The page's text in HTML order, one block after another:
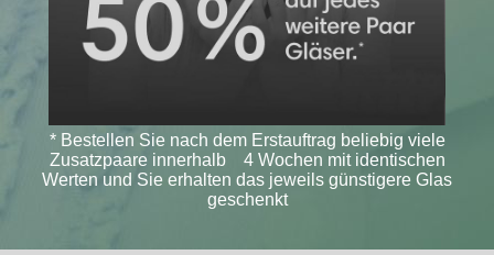
* Bestellen Sie nach dem Erstauftrag beliebig viele
Zusatzpaare innerhalb 4 Wochen mit identischen
Werten und Sie erhalten das jeweils günstigere Glas
geschenkt